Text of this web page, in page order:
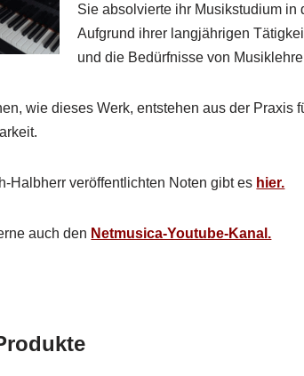
Sie absolvierte ihr Musikstudium in
Aufgrund ihrer langjährigen
und die Bedürfnisse von
wie dieses Werk, entstehen aus der
Halbherr veröffentlichten Noten gibt es hier.
auch den Netmusica-Youtube-Kanal.